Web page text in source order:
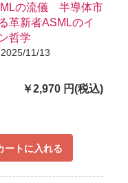
の流儀 半導体市
革新者ASMLのイ
哲学
11/13
￥2,970 円(税込)
ートに入れる